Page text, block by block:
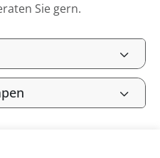
Sie gern.